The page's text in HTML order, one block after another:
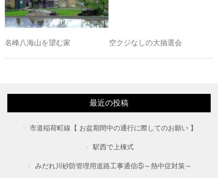
名峰八海山を望む家
最近の投稿
市道稲荷町線【 お盆期間中の通行に際してのお願い 】
駅西で上棟式
みだれ川砂防管理用道路工事通信⑤～熱中症対策～